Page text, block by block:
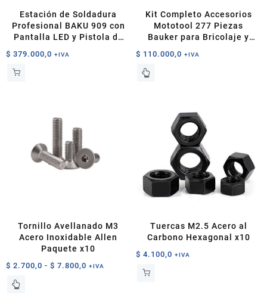
Estación de Soldadura
Profesional BAKU 909 con
Pantalla LED y Pistola de
$ 379.000,0 +IVA
Kit Completo Accesorios
Mototool 277 Piezas
Bauker para Bricolaje y
$ 110.000,0 +IVA
Tornillo Avellanado M3
Acero Inoxidable Allen
Paquete x10
$ 2.700,0 - $ 7.800,0 Rango
+IVA
Este
Tuercas M2.5 Acero al
Carbono Hexagonal x10
$ 4.100,0 +IVA